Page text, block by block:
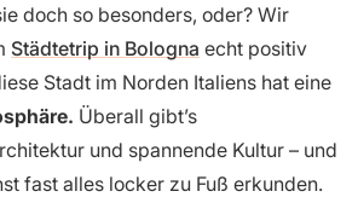
doch so besonders, oder? Wir
Städtetrip in Bologna echt positiv
Stadt im Norden Italiens hat eine
Überall gibt’s
und spannende Kultur – und
fast alles locker zu Fuß erkunden.